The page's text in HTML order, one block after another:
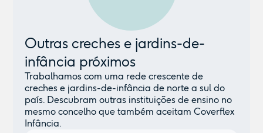
Outras creches e jardins-de-
infância próximos
Trabalhamos com uma rede crescente de
creches e jardins-de-infância de norte a sul do
país. Descubram outras instituições de ensino no
mesmo concelho que também aceitam Coverflex
Infância.